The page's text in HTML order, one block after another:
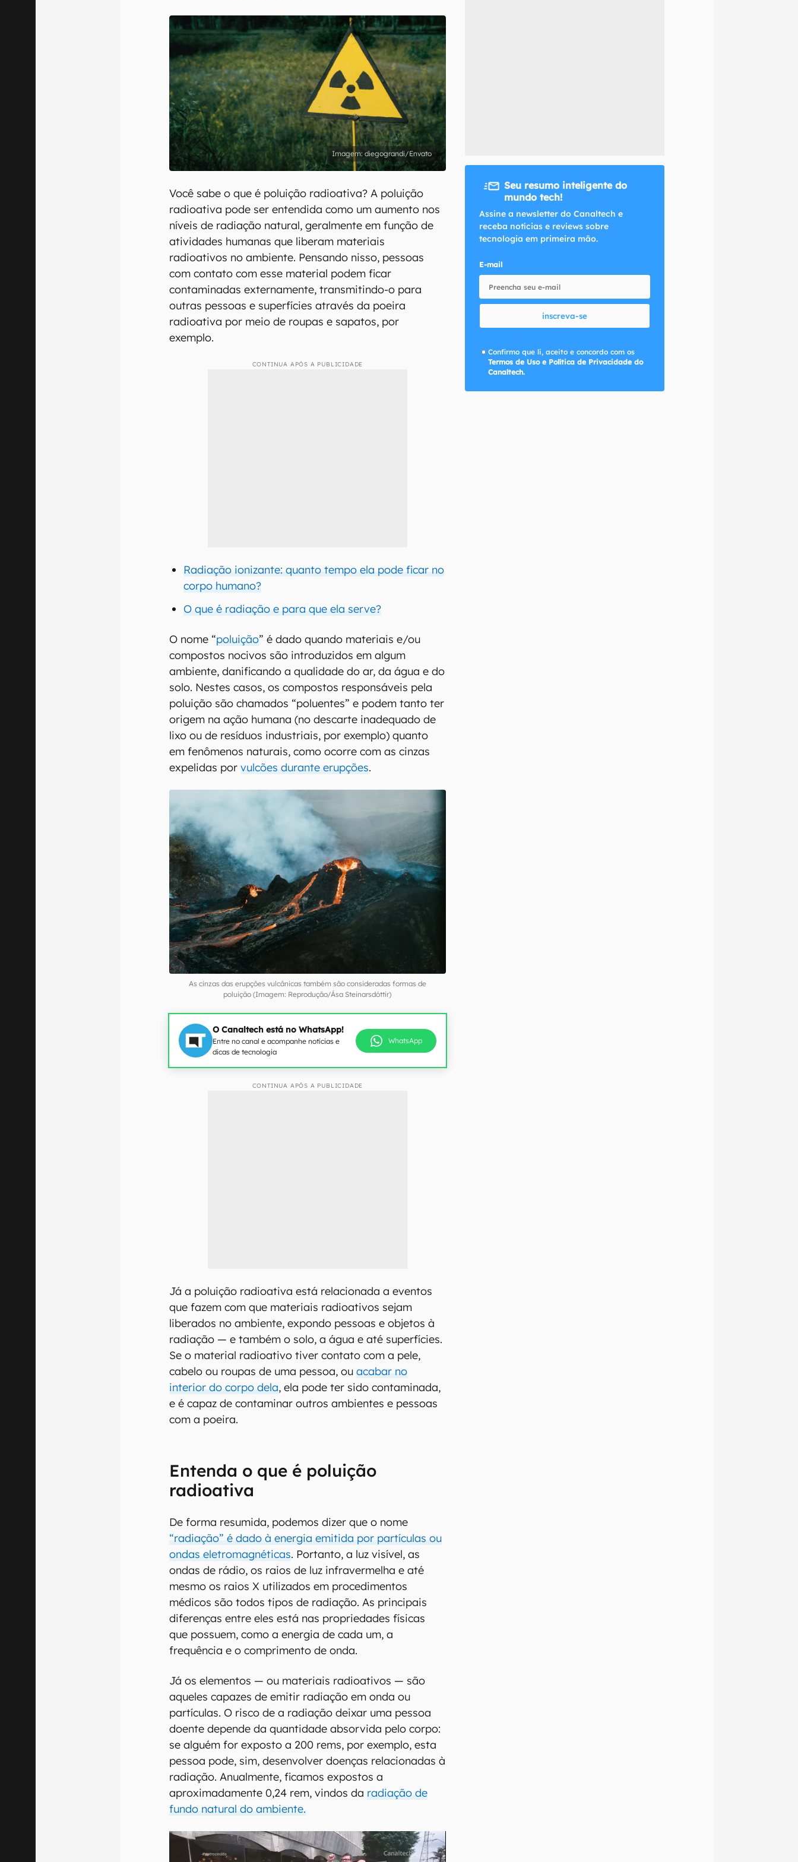
inscreva-se
Confirmo que li, aceito e concordo com os Termos de Uso e Política de Privacidade do Canaltech.
diegograndi/Envato
Você sabe o que é poluição radioativa? A poluição
radioativa pode ser entendida como um aumento nos
níveis de radiação natural, geralmente em função de
atividades humanas que liberam materiais
radioativos no ambiente. Pensando nisso, pessoas
com contato com esse material podem ficar
contaminadas externamente, transmitindo-o para
outras pessoas e superfícies através da poeira
radioativa por meio de roupas e sapatos, por
exemplo.
CONTINUA APÓS A PUBLICIDADE
Radiação ionizante: quanto tempo ela pode ficar no
corpo humano?
O que é radiação e para que ela serve?
O nome “poluição” é dado quando materiais e/ou
compostos nocivos são introduzidos em algum
ambiente, danificando a qualidade do ar, da água e do
solo. Nestes casos, os compostos responsáveis pela
poluição são chamados “poluentes” e podem tanto ter
origem na ação humana (no descarte inadequado de
lixo ou de resíduos industriais, por exemplo) quanto
em fenômenos naturais, como ocorre com as cinzas
expelidas porvulcões durante erupções.
As cinzas das erupções vulcânicas também são consideradas formas de
poluição (Imagem: Reprodução/Ása Steinarsdóttir)
O Canaltech está no WhatsApp!
Entre no canal e acompanhe notícias e
dicas de tecnologia
WhatsApp
CONTINUA APÓS A PUBLICIDADE
Já a poluição radioativa está relacionada a eventos
que fazem com que materiais radioativos sejam
liberados no ambiente, expondo pessoas e objetos à
radiação — e também o solo, a água e até superfícies.
Se o material radioativo tiver contato com a pele,
cabelo ou roupas de uma pessoa, ouacabar no
interior do corpo dela, ela pode ter sido contaminada,
e é capaz de contaminar outros ambientes e pessoas
com a poeira.
Entenda o que é poluição
radioativa
De forma resumida, podemos dizer que o nome
“radiação” é dado à energia emitida por partículas ou
ondas eletromagnéticas. Portanto, a luz visível, as
ondas de rádio, os raios de luz infravermelha e até
mesmo os raios X utilizados em procedimentos
médicos são todos tipos de radiação. As principais
diferenças entre eles está nas propriedades físicas
que possuem, como a energia de cada um, a
frequência e o comprimento de onda.
Já os elementos — ou materiais radioativos — são
aqueles capazes de emitir radiação em onda ou
partículas. O risco de a radiação deixar uma pessoa
doente depende da quantidade absorvida pelo corpo:
se alguém for exposto a 200 rems, por exemplo, esta
pessoa pode, sim, desenvolver doenças relacionadas à
radiação. Anualmente, ficamos expostos a
aproximadamente 0,24 rem, vindos da radiação de
fundo natural do ambiente.
Seu resumo inteligente do
mundo tech!
Assine a newsletter do Canaltech e
receba notícias e reviews sobre
tecnologia em primeira mão.
E-mail
inscreva-se
Confirmo que li, aceito e concordo com os
Termos de Uso e Política de Privacidade do
Canaltech.